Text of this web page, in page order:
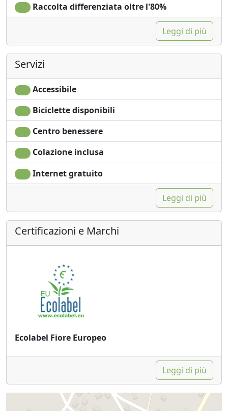
Raccolta differenziata oltre l'80%
Leggi di più
Servizi
Accessibile
Biciclette disponibili
Centro benessere
Colazione inclusa
Internet gratuito
Leggi di più
Certificazioni e Marchi
Ecolabel Fiore Europeo
Leggi di più